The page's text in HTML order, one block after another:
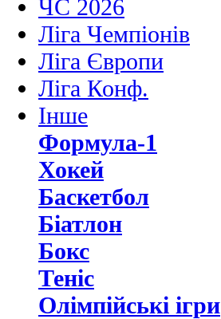
ЧС 2026
Ліга Чемпіонів
Ліга Європи
Ліга Конф.
Інше
Формула-1
Хокей
Баскетбол
Біатлон
Бокс
Теніс
Олімпійські ігри